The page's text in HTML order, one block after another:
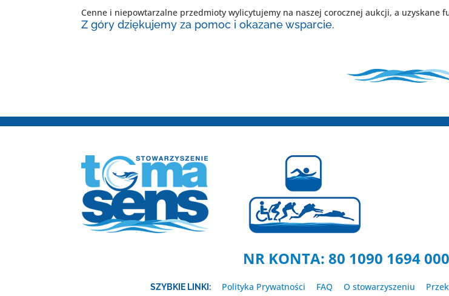
Cenne i niepowtarzalne przedmioty wylicytujemy na naszej corocznej aukcji, a uzyskane
Z góry dziękujemy za pomoc i okazane wsparcie.
NR KONTA: 80 1090 1694
SZYBKIE LINKI: Polityka Prywatności FAQ O stowarzyszeniu